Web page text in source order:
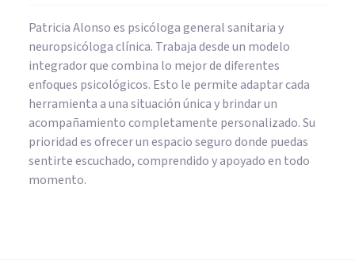
Patricia Alonso es psicóloga general sanitaria y
neuropsicóloga clínica. Trabaja desde un modelo
integrador que combina lo mejor de diferentes
enfoques psicológicos. Esto le permite adaptar cada
herramienta a una situación única y brindar un
acompañamiento completamente personalizado. Su
prioridad es ofrecer un espacio seguro donde puedas
sentirte escuchado, comprendido y apoyado en todo
momento.